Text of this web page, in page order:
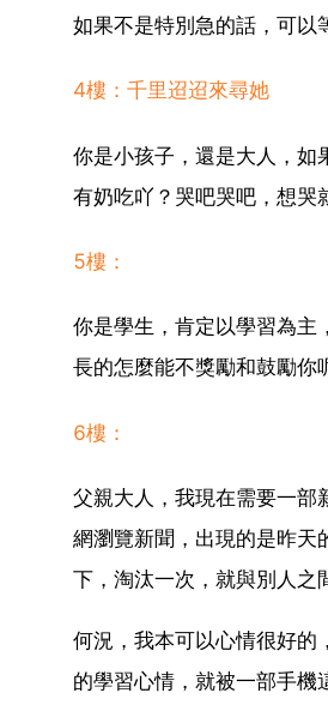
如果不是特別急的話，可以
4樓：千里迢迢來尋她
你是小孩子，還是大人，如
有奶吃吖？哭吧哭吧，想哭
5樓：
你是學生，肯定以學習為主
長的怎麼能不獎勵和鼓勵你
6樓：
父親大人，我現在需要一部
網瀏覽新聞，出現的是昨天
下，淘汰一次，就與別人之
何況，我本可以心情很好的
的學習心情，就被一部手機